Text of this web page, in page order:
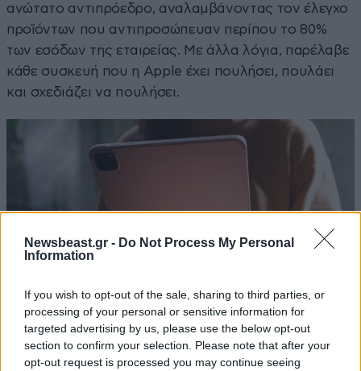
Newsbeast.gr - Do Not Process My Personal
Information
If you wish to opt-out of the sale, sharing to third parties, or
processing of your personal or sensitive information for
targeted advertising by us, please use the below opt-out
section to confirm your selection. Please note that after your
opt-out request is processed you may continue seeing
ανώτατο αντιπρόεδρο, αναλαμβάνοντας τον έλεγχο
προϊόντων που αντιπροσώπευαν περίπου το 80%
των εσόδων της εταιρείας. Με άλλα λόγια, παρέλαβε
κάθε συσκευή που η Apple έχει πουλήσει, πουλάει
και σχεδιάζει να πουλήσει.